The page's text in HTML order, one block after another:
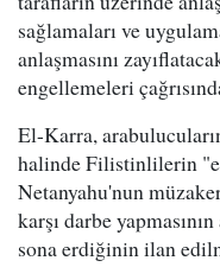
sağlamaları ve
anlaşmasını
engellemeleri
El-Karra,
halinde Filistinlilerin
Netanyahu'nun
karşı darbe
sona erdiğinin ilan